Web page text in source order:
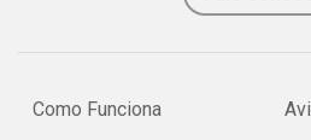
Como Funciona